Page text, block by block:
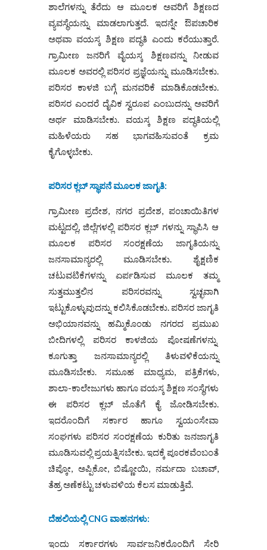
ಶಾಲೆಗಳನ್ನು ತೆರೆದು ಆ ಮೂಲಕ ಅವರಿಗೆ ಶಿಕ್ಷಣದ
ವ್ಯವಸ್ಥೆಯನ್ನು ಮಾಡಲಾಗುತ್ತದೆ. ಇದನ್ನೇ ಔಪಚಾರಿಕ
ಅಥವಾ ವಯಸ್ಕ ಶಿಕ್ಷಣ ಪದ್ಧತಿ ಎಂದು ಕರೆಯುತ್ತಾರೆ.
ಗ್ರಾಮೀಣ ಜನರಿಗೆ ವೈಯಸ್ಕ ಶಿಕ್ಷಣವನ್ನು ನೀಡುವ
ಮೂಲಕ ಅವರಲ್ಲಿ ಪರಿಸರ ಪ್ರಜ್ಞೆಯನ್ನು ಮೂಡಿಸಬೇಕು.
ಪರಿಸರ ಕಾಳಜಿ ಬಗ್ಗೆ ಮನವರಿಕೆ ಮಾಡಿಕೊಡಬೇಕು.
ಪರಿಸರ ಎಂದರೆ ದೈವಿಕ ಸ್ವರೂಪ ಎಂಬುದನ್ನು ಅವರಿಗೆ
ಅರ್ಥ ಮಾಡಿಸಬೇಕು. ವಯಸ್ಕ ಶಿಕ್ಷಣ ಪದ್ಧತಿಯಲ್ಲಿ
ಮಹಿಳೆಯರು ಸಹ ಭಾಗವಹಿಸುವಂತೆ ಕ್ರಮ
ಕೈಗೊಳ್ಳಬೇಕು.
ಪರಿಸರ ಕ್ಲಬ್ ಸ್ಥಾಪನೆ ಮೂಲಕ ಜಾಗೃತಿ:
ಗ್ರಾಮೀಣ ಪ್ರದೇಶ, ನಗರ ಪ್ರದೇಶ, ಪಂಚಾಯಿತಿಗಳ
ಮಟ್ಟದಲ್ಲಿ, ಜಿಲ್ಲೆಗಳಲ್ಲಿ ಪರಿಸರ ಕ್ಲಬ್ ಗಳನ್ನು ಸ್ಥಾಪಿಸಿ ಆ
ಮೂಲಕ ಪರಿಸರ ಸಂರಕ್ಷಣೆಯ ಜಾಗೃತಿಯನ್ನು
ಜನಸಾಮಾನ್ಯರಲ್ಲಿ ಮೂಡಿಸಬೇಕು. ಶೈಕ್ಷಣಿಕ
ಚಟುವಟಿಕೆಗಳನ್ನು ಏರ್ಪಡಿಸುವ ಮೂಲಕ ತಮ್ಮ
ಸುತ್ತಮುತ್ತಲಿನ ಪರಿಸರವನ್ನು ಸ್ವಚ್ಛವಾಗಿ
ಇಟ್ಟುಕೊಳ್ಳುವುದನ್ನು ಕಲಿಸಿಕೊಡಬೇಕು. ಪರಿಸರ ಜಾಗೃತಿ
ಅಭಿಯಾನವನ್ನು ಹಮ್ಮಿಕೊಂಡು ನಗರದ ಪ್ರಮುಖ
ಬೀದಿಗಳಲ್ಲಿ ಪರಿಸರ ಕಾಳಜಿಯ ಪೋಷಣೆಗಳನ್ನು
ಕೂಗುತ್ತಾ ಜನಸಾಮಾನ್ಯರಲ್ಲಿ ತಿಳುವಳಿಕೆಯನ್ನು
ಮೂಡಿಸಬೇಕು. ಸಮೂಹ ಮಾಧ್ಯಮ, ಪತ್ರಿಕೆಗಳು,
ಶಾಲಾ-ಕಾಲೇಜುಗಳು ಹಾಗೂ ವಯಸ್ಕ ಶಿಕ್ಷಣ ಸಂಸ್ಥೆಗಳು
ಈ ಪರಿಸರ ಕ್ಲಬ್ ಜೊತೆಗೆ ಕೈ ಜೋಡಿಸಬೇಕು.
ಇದರೊಂದಿಗೆ ಸರ್ಕಾರ ಹಾಗೂ ಸ್ವಯಂಸೇವಾ
ಸಂಘಗಳು ಪರಿಸರ ಸಂರಕ್ಷಣೆಯ ಕುರಿತು ಜನಜಾಗೃತಿ
ಮೂಡಿಸುವಲ್ಲಿ ಪ್ರಯತ್ನಿಸಬೇಕು. ಇದಕ್ಕೆ ಪೂರಕವೆಂಬಂತೆ
ಚಿಪ್ಕೋ, ಅಪ್ಪಿಕೋ, ಬಿಷ್ಣೋಯಿ, ನರ್ಮದಾ ಬಚಾವ್,
ತೆಹ್ರ ಅಣೆಕಟ್ಟು ಚಳುವಳಿಯ ಕೆಲಸ ಮಾಡುತ್ತಿವೆ.
ದೆಹಲಿಯಲ್ಲಿCNG ವಾಹನಗಳು:
ಇಂದು ಸರ್ಕಾರಗಳು ಸಾರ್ವಜನಿಕರೊಂದಿಗೆ ಸೇರಿ